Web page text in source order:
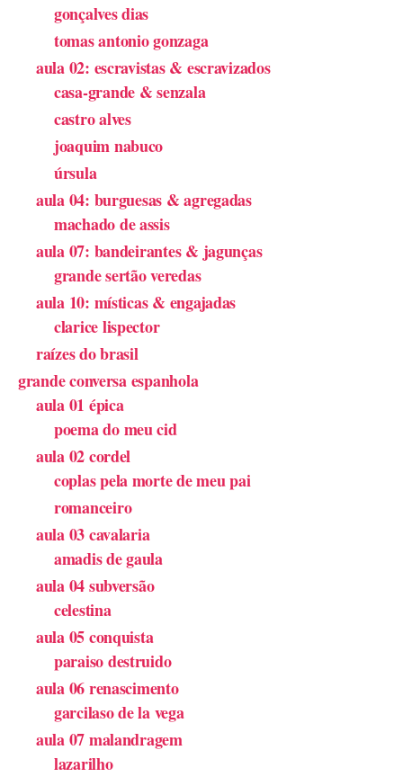
gonçalves dias
tomas antonio gonzaga
aula 02: escravistas & escravizados
casa-grande & senzala
castro alves
joaquim nabuco
úrsula
aula 04: burguesas & agregadas
machado de assis
aula 07: bandeirantes & jagunças
grande sertão veredas
aula 10: místicas & engajadas
clarice lispector
raízes do brasil
grande conversa espanhola
aula 01 épica
poema do meu cid
aula 02 cordel
coplas pela morte de meu pai
romanceiro
aula 03 cavalaria
amadis de gaula
aula 04 subversão
celestina
aula 05 conquista
paraiso destruido
aula 06 renascimento
garcilaso de la vega
aula 07 malandragem
lazarilho